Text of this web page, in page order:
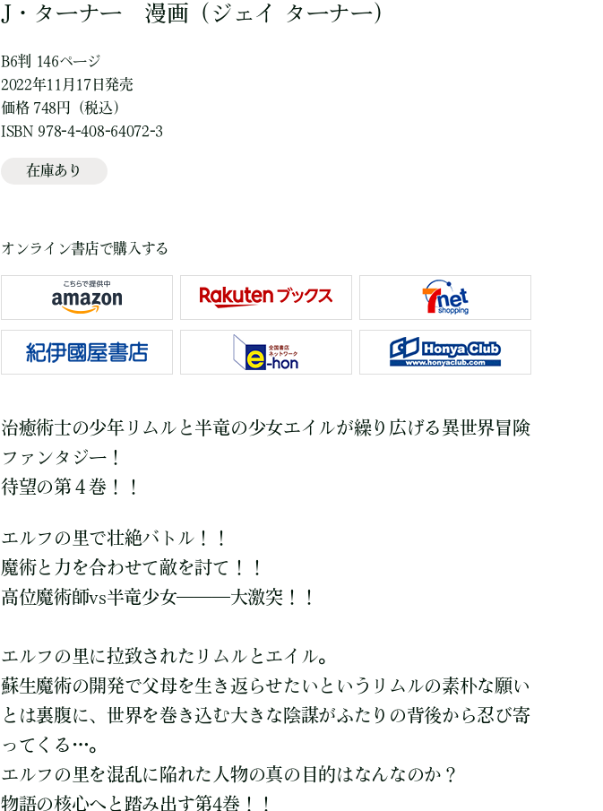
J・ターナー
漫画 （ジェイ ターナー）
B6判 146ページ
2022年11月17日発売
価格 748円（税込）
ISBN 978-4-408-64072-3
在庫あり
オンライン書店で購入する
治癒術士の少年リムルと半竜の少女エイルが繰り広げる異世界冒険
ファンタジー！
待望の第４巻！！
エルフの里で壮絶バトル！！
魔術と力を合わせて敵を討て！！
高位魔術師vs半竜少女―――大激突！！
エルフの里に拉致されたリムルとエイル。
蘇生魔術の開発で父母を生き返らせたいというリムルの素朴な願い
とは裏腹に、世界を巻き込む大きな陰謀がふたりの背後から忍び寄
ってくる…。
エルフの里を混乱に陥れた人物の真の目的はなんなのか？
物語の核心へと踏み出す第4巻！！